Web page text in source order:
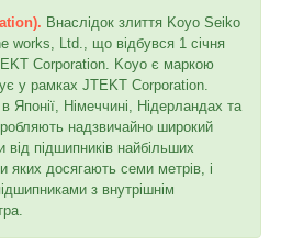
Внаслідок злиття Koyo Seiko
works, Ltd., що відбувся 1 січня
Corporation. Koyo є маркою
у рамках JTEKT Corporation.
Японії, Німеччині, Нідерландах та
надзвичайно широкий
підшипників найбільших
яких досягають семи метрів, і
з внутрішнім